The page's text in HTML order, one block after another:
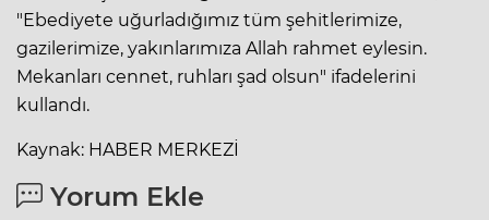
"Ebediyete uğurladığımız tüm şehitlerimize,
gazilerimize, yakınlarımıza Allah rahmet eylesin.
Mekanları cennet, ruhları şad olsun" ifadelerini
kullandı.
Kaynak: HABER MERKEZİ
Yorum Ekle